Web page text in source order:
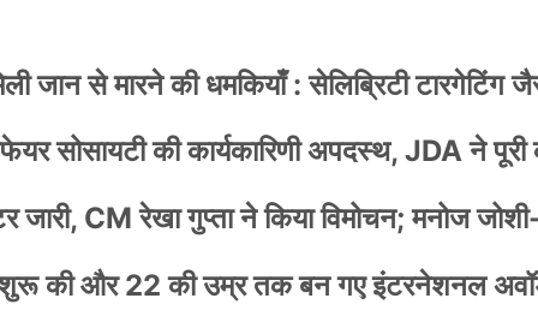
जान से मारने की धमकियाँ : सेलिब्रिटी टारगेटिंग
सोसायटी की कार्यकारिणी अपदस्थ, JDA ने पूरी
जारी, CM रेखा गुप्ता ने किया विमोचन; मनोज
की और 22 की उम्र तक बन गए इंटरनेशनल